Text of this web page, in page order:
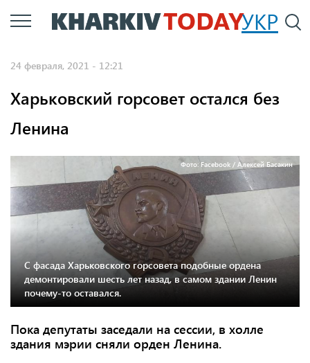
Перейти
к
УКР
24 февраля, 2021 - 12:21
Харьковский горсовет остался без
Ленина
Фото: Facebook / Алексей Басакин
С фасада Харьковского горсовета подобные ордена
демонтировали шесть лет назад, в самом здании Ленин
почему-то оставался.
Пока депутаты заседали на сессии, в холле
здания мэрии сняли орден Ленина.